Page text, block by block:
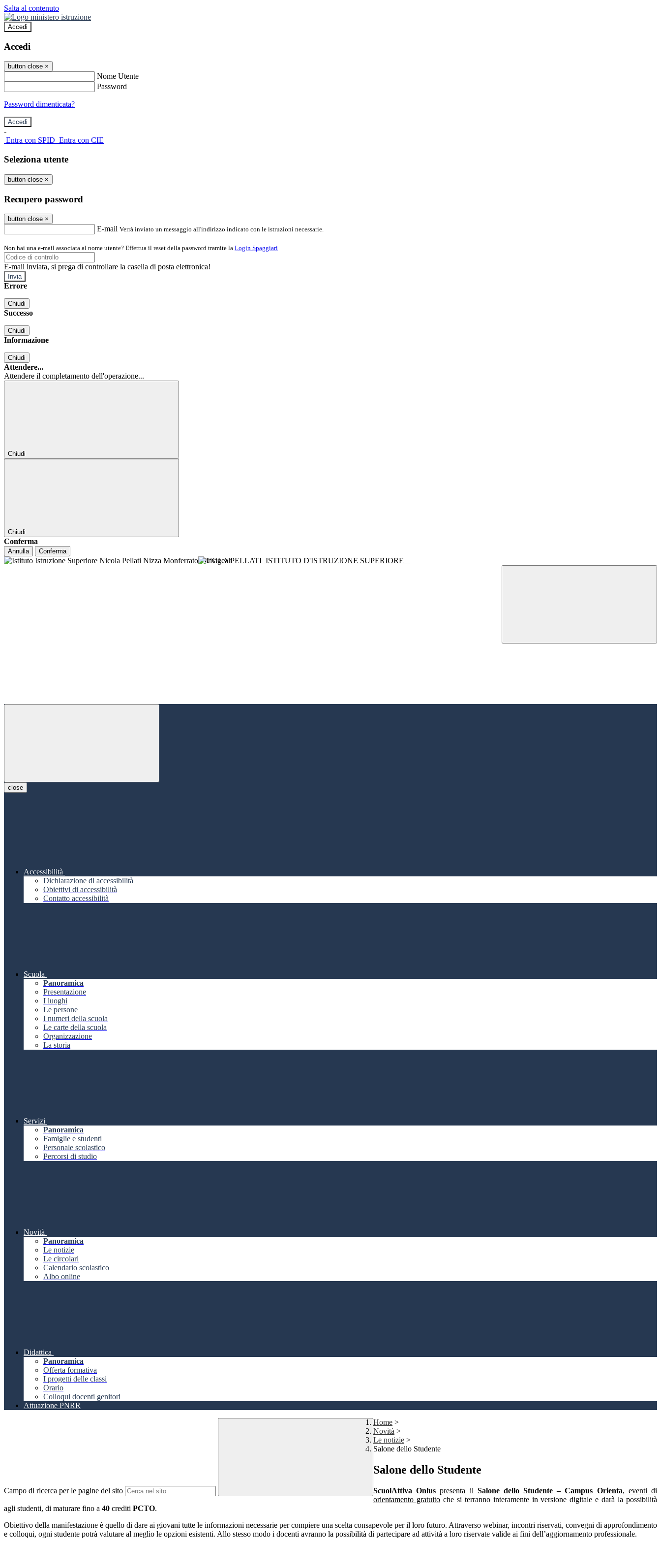
Salta al contenuto
Accedi
Accedi
button close ×
Nome Utente
Password
Password dimenticata?
-
Entra con SPID Entra con CIE
Seleziona utente
button close ×
Recupero password
button close ×
E-mail Verrà inviato un messaggio all'indirizzo indicato con le istruzioni necessarie.
Non hai una e-mail associata al nome utente? Effettua il reset della password tramite la Login Spaggiari
E-mail inviata, si prega di controllare la casella di posta elettronica!
Errore
Chiudi
Successo
Chiudi
Informazione
Chiudi
Attendere...
Attendere il completamento dell'operazione...
Chiudi
Chiudi
Conferma
Annulla Conferma
NICOLA PELLATI ISTITUTO D'ISTRUZIONE SUPERIORE
close
Accessibilità
Dichiarazione di accessibilità
Obiettivi di accessibilità
Contatto accessibilità
Scuola
Panoramica
Presentazione
I luoghi
Le persone
I numeri della scuola
Le carte della scuola
Organizzazione
La storia
Servizi
Panoramica
Famiglie e studenti
Personale scolastico
Percorsi di studio
Novità
Panoramica
Le notizie
Le circolari
Calendario scolastico
Albo online
Didattica
Panoramica
Offerta formativa
I progetti delle classi
Orario
Colloqui docenti genitori
Attuazione PNRR
Campo di ricerca per le pagine del sito
Home >
Novità >
Le notizie >
Salone dello Studente
Salone dello Studente
ScuolAttiva Onlus presenta il Salone dello Studente – Campus Orienta, eventi di
orientamento gratuitoche si terranno interamente in versione digitale e darà la possibilità
agli studenti, di maturare fino a 40 crediti PCTO.
Obiettivo della manifestazione è quello di dare ai giovani tutte le informazioni necessarie per compiere una scelta consapevole per il loro futuro. Attraverso webinar, incontri riservati, convegni di approfondimento
e colloqui, ogni studente potrà valutare al meglio le opzioni esistenti. Allo stesso modo i docenti avranno la possibilità di partecipare ad attività a loro riservate valide ai fini dell’aggiornamento professionale.